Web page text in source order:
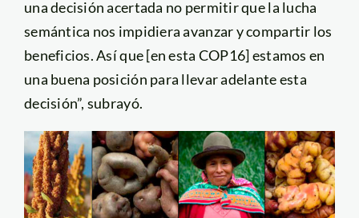
una decisión acertada no permitir que la lucha
semántica nos impidiera avanzar y compartir los
beneficios. Así que [en esta COP16] estamos en
una buena posición para llevar adelante esta
decisión”, subrayó.